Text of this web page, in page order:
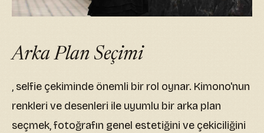
Arka Plan Seçimi
, selfie çekiminde önemli bir rol oynar. Kimono'nun
renkleri ve desenleri ile uyumlu bir arka plan
seçmek, fotoğrafın genel estetiğini ve çekiciliğini